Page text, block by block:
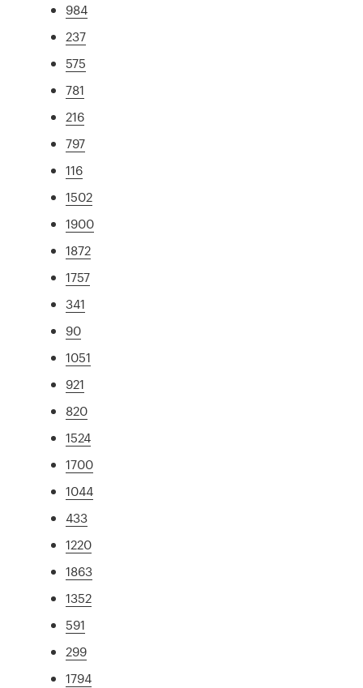
984
237
575
781
216
797
116
1502
1900
1872
1757
341
90
1051
921
820
1524
1700
1044
433
1220
1863
1352
591
299
1794